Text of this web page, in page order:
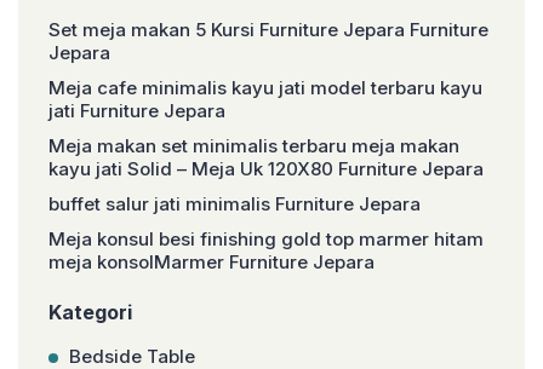
Set meja makan 5 Kursi Furniture Jepara Furniture
Jepara
Meja cafe minimalis kayu jati model terbaru kayu
jati Furniture Jepara
Meja makan set minimalis terbaru meja makan
kayu jati Solid – Meja Uk 120X80 Furniture Jepara
buffet salur jati minimalis Furniture Jepara
Meja konsul besi finishing gold top marmer hitam
meja konsolMarmer Furniture Jepara
Kategori
Bedside Table